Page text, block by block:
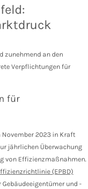
zunehmend an den
Verpflichtungen für
für
November 2023 in Kraft
jährlichen Überwachung
von Effizienzmaßnahmen.
(EPBD)
und -